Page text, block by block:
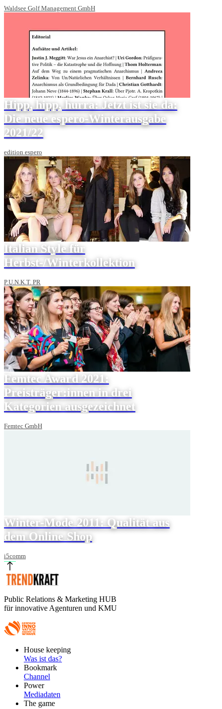
Waldsee Golf Management GmbH
Hipp, hipp, hurra: Jetzt ist sie da:
Die neue espero-Winterausgabe
2021/22
edition espero
Italian Style für
Herbst-/Winterkollektion
P.U.N.K.T. PR
Femtec Award 2021:
Preisträger:innen in drei
Kategorien ausgezeichnet
Femtec GmbH
Winter-Mode 2011: Qualität aus
dem Online Shop
i5comm
Public Relations & Marketing HUB
für innovative Agenturen und KMU
FooterHouse keeping
Was ist das?
Bookmark
Channel
Power
Mediadaten
The game